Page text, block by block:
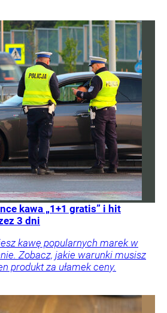
kawa „1+1 gratis” i hit
3 dni
kawę popularnych marek w
Zobacz, jakie warunki musisz
produkt za ułamek ceny.